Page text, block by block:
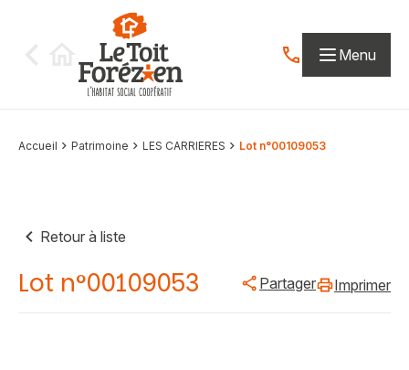
Contactez-nous
Menu
Accueil Patrimoine LES CARRIERES Lot n°00109053
Retour à liste
Lot n°00109053 Partager Imprimer